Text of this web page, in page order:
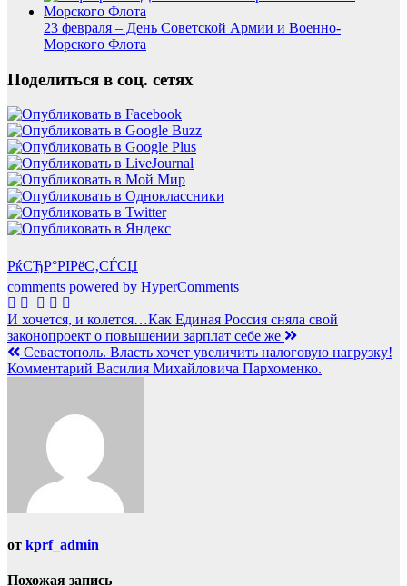
23 февраля – День Советской Армии и Военно-
Морского Флота
Поделиться в соц. сетях
РќСЂР°РІРёС‚СЃСЏ
comments powered by HyperComments
Навигация
по
записям
И хочется, и колется…Как Единая Россия сняла свой
законопроект о повышении зарплат себе же
Севастополь. Власть хочет увеличить налоговую нагрузку!
Комментарий Василия Михайловича Пархоменко.
от kprf_admin
Похожая запись